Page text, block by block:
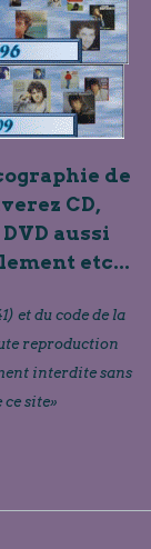
de
CD,
aussi
etc...
et du code de la
reproduction
interdite sans
site»